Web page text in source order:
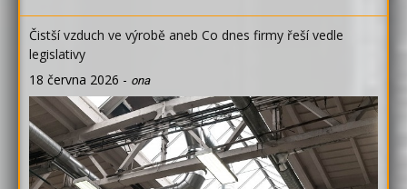
Čistší vzduch ve výrobě aneb Co dnes firmy řeší vedle
legislativy
18 června 2026 - ona